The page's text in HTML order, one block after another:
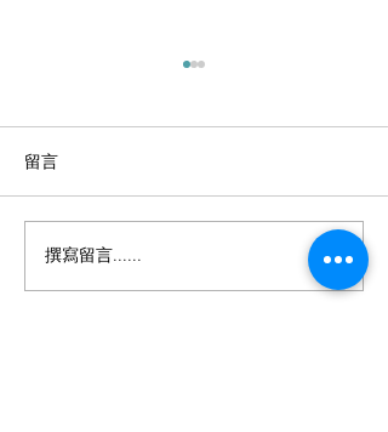
依時獲頒2024香港環境卓
越大獎優異獎 致力推動環
留言
撰寫留言......